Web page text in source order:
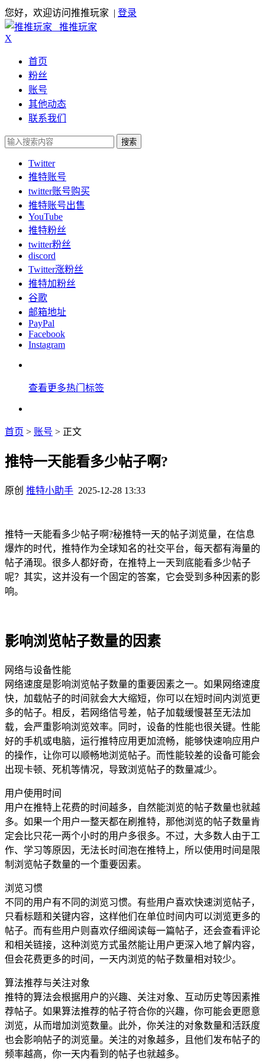
您好，欢迎访问推推玩家 | 登录
推推玩家
X
首页
粉丝
账号
其他动态
联系我们
搜索
Twitter
推特账号
twitter账号购买
推特账号出售
YouTube
推特粉丝
twitter粉丝
discord
Twitter涨粉丝
推特加粉丝
谷歌
邮箱地址
PayPal
Facebook
Instagram
查看更多热门标签
首页 > 账号 > 正文
推特一天能看多少帖子啊?
原创 推特小助手 2025-12-28 13:33
推特一天能看多少帖子啊?秘推特一天的帖子浏览量，在信息
爆炸的时代，推特作为全球知名的社交平台，每天都有海量的
帖子涌现。很多人都好奇，在推特上一天到底能看多少帖子
呢？其实，这并没有一个固定的答案，它会受到多种因素的影
响。
影响浏览帖子数量的因素
网络与设备性能
网络速度是影响浏览帖子数量的重要因素之一。如果网络速度
快，加载帖子的时间就会大大缩短，你可以在短时间内浏览更
多的帖子。相反，若网络信号差，帖子加载缓慢甚至无法加
载，会严重影响浏览效率。同时，设备的性能也很关键。性能
好的手机或电脑，运行推特应用更加流畅，能够快速响应用户
的操作，让你可以顺畅地浏览帖子。而性能较差的设备可能会
出现卡顿、死机等情况，导致浏览帖子的数量减少。
用户使用时间
用户在推特上花费的时间越多，自然能浏览的帖子数量也就越
多。如果一个用户一整天都在刷推特，那他浏览的帖子数量肯
定会比只花一两个小时的用户多很多。不过，大多数人由于工
作、学习等原因，无法长时间泡在推特上，所以使用时间是限
制浏览帖子数量的一个重要因素。
浏览习惯
不同的用户有不同的浏览习惯。有些用户喜欢快速浏览帖子，
只看标题和关键内容，这样他们在单位时间内可以浏览更多的
帖子。而有些用户则喜欢仔细阅读每一篇帖子，还会查看评论
和相关链接，这种浏览方式虽然能让用户更深入地了解内容，
但会花费更多的时间，一天内浏览的帖子数量相对较少。
算法推荐与关注对象
推特的算法会根据用户的兴趣、关注对象、互动历史等因素推
荐帖子。如果算法推荐的帖子符合你的兴趣，你可能会更愿意
浏览，从而增加浏览数量。此外，你关注的对象数量和活跃度
也会影响帖子的浏览量。关注的对象越多，且他们发布帖子的
频率越高，你一天内看到的帖子也就越多。